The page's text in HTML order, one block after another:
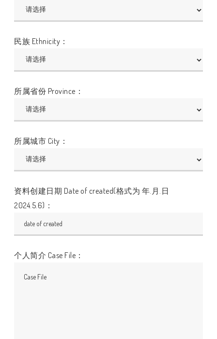
民族 Ethnicity：
所属省份 Province：
所属城市 City：
资料创建日期 Date of created(格式为 年.月.日
2024.5.6)：
个人简介 Case File：